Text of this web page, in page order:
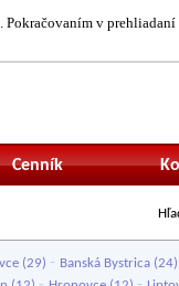
Pokračovaním v
Cenník
(29) - Banská Bystrica (24)